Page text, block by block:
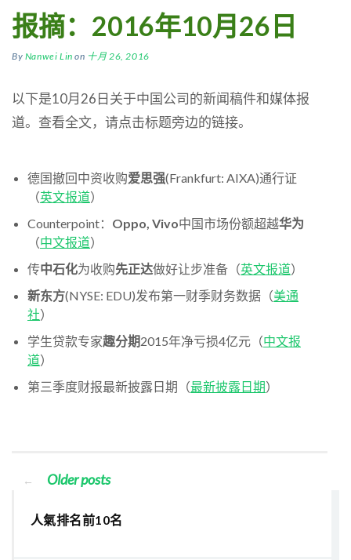
报摘：2016年10月26日
By Nanwei Lin on 十月 26, 2016
以下是10月26日关于中国公司的新闻稿件和媒体报
道。查看全文，请点击标题旁边的链接。
德国撤回中资收购爱思强(Frankfurt: AIXA)通行证
（英文报道）
Counterpoint： Oppo, Vivo中国市场份额超越华为
（中文报道）
传中石化为收购先正达做好让步准备（英文报道）
新东方(NYSE: EDU)发布第一财季财务数据（美通
社）
学生贷款专家趣分期2015年净亏损4亿元（中文报
道）
第三季度财报最新披露日期（最新披露日期）
← Older posts
人氣排名前10名